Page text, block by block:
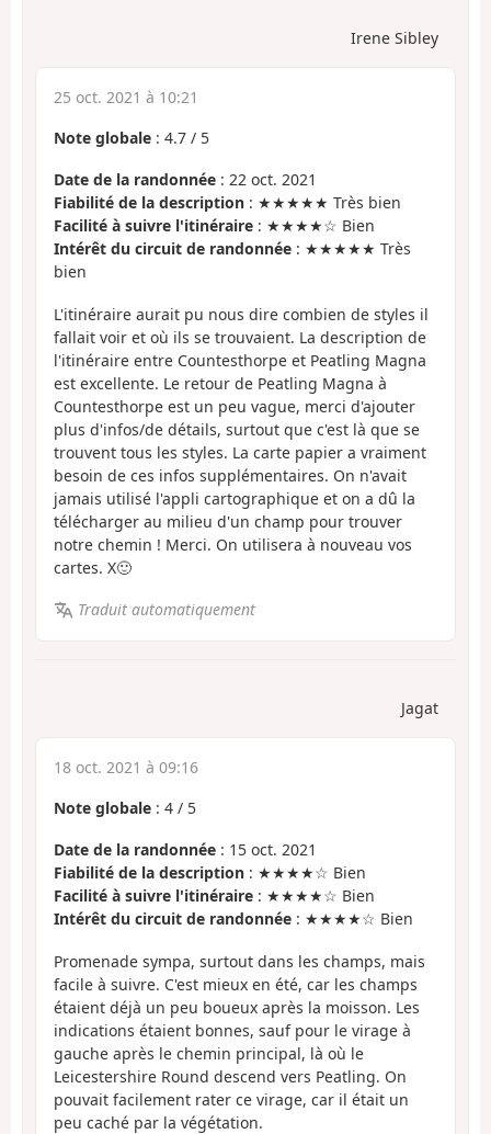
Irene Sibley
25 oct. 2021 à 10:21
Note globale : 4.7 / 5
Date de la randonnée : 22 oct. 2021
Fiabilité de la description : ★★★★★ Très bien
Facilité à suivre l'itinéraire : ★★★★☆ Bien
Intérêt du circuit de randonnée : ★★★★★ Très
bien
L'itinéraire aurait pu nous dire combien de styles il
fallait voir et où ils se trouvaient. La description de
l'itinéraire entre Countesthorpe et Peatling Magna
est excellente. Le retour de Peatling Magna à
Countesthorpe est un peu vague, merci d'ajouter
plus d'infos/de détails, surtout que c'est là que se
trouvent tous les styles. La carte papier a vraiment
besoin de ces infos supplémentaires. On n'avait
jamais utilisé l'appli cartographique et on a dû la
télécharger au milieu d'un champ pour trouver
notre chemin ! Merci. On utilisera à nouveau vos
cartes. X🙂
Traduit automatiquement
Jagat
18 oct. 2021 à 09:16
Note globale : 4 / 5
Date de la randonnée : 15 oct. 2021
Fiabilité de la description : ★★★★☆ Bien
Facilité à suivre l'itinéraire : ★★★★☆ Bien
Intérêt du circuit de randonnée : ★★★★☆ Bien
Promenade sympa, surtout dans les champs, mais
facile à suivre. C'est mieux en été, car les champs
étaient déjà un peu boueux après la moisson. Les
indications étaient bonnes, sauf pour le virage à
gauche après le chemin principal, là où le
Leicestershire Round descend vers Peatling. On
pouvait facilement rater ce virage, car il était un
peu caché par la végétation.